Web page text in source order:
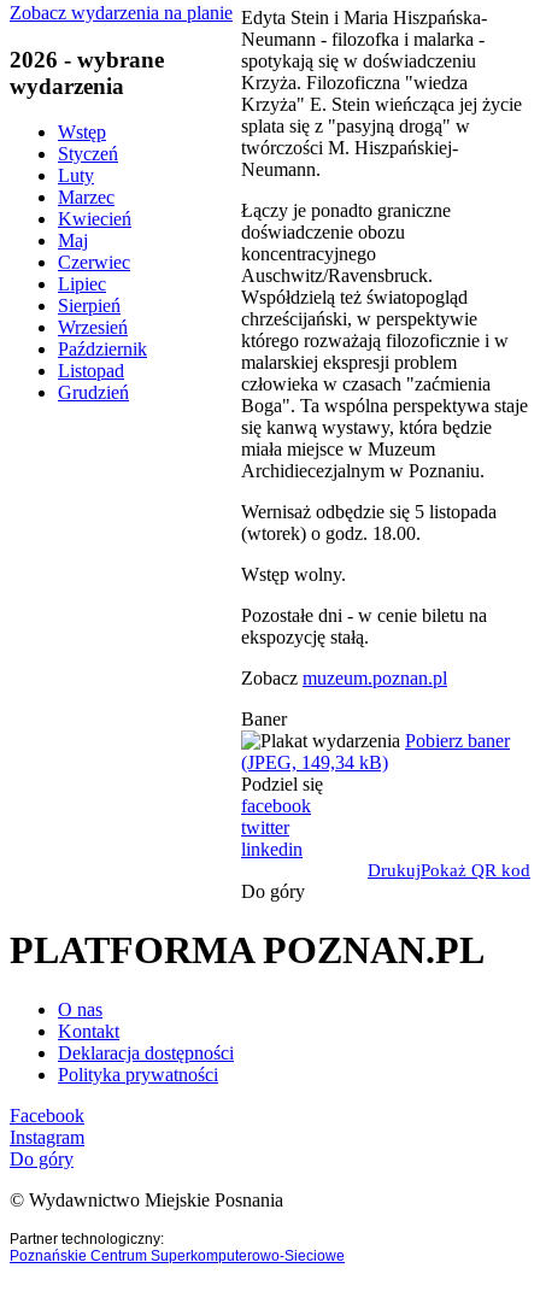
Zobacz wydarzenia na planie
2026 - wybrane
wydarzenia
Wstęp
Styczeń
Luty
Marzec
Kwiecień
Maj
Czerwiec
Lipiec
Sierpień
Wrzesień
Październik
Listopad
Grudzień
Edyta Stein i Maria Hiszpańska-
Neumann - filozofka i malarka -
spotykają się w doświadczeniu
Krzyża. Filozoficzna "wiedza
Krzyża" E. Stein wieńcząca jej życie
splata się z "pasyjną drogą" w
twórczości M. Hiszpańskiej-
Neumann.
Łączy je ponadto graniczne
doświadczenie obozu
koncentracyjnego
Auschwitz/Ravensbruck.
Współdzielą też światopogląd
chrześcijański, w perspektywie
którego rozważają filozoficznie i w
malarskiej ekspresji problem
człowieka w czasach "zaćmienia
Boga". Ta wspólna perspektywa staje
się kanwą wystawy, która będzie
miała miejsce w Muzeum
Archidiecezjalnym w Poznaniu.
Wernisaż odbędzie się 5 listopada
(wtorek) o godz. 18.00.
Wstęp wolny.
Pozostałe dni - w cenie biletu na
ekspozycję stałą.
Zobacz muzeum.poznan.pl
Baner
Pobierz baner
(JPEG, 149,34 kB)
Podziel się
facebook
twitter
linkedin
DrukujPokaż QR kod
Do góry
PLATFORMA POZNAN.PL
O nas
Kontakt
Deklaracja dostępności
Polityka prywatności
Facebook
Instagram
Do góry
© Wydawnictwo Miejskie Posnania
Partner technologiczny:
Poznańskie Centrum Superkomputerowo-Sieciowe